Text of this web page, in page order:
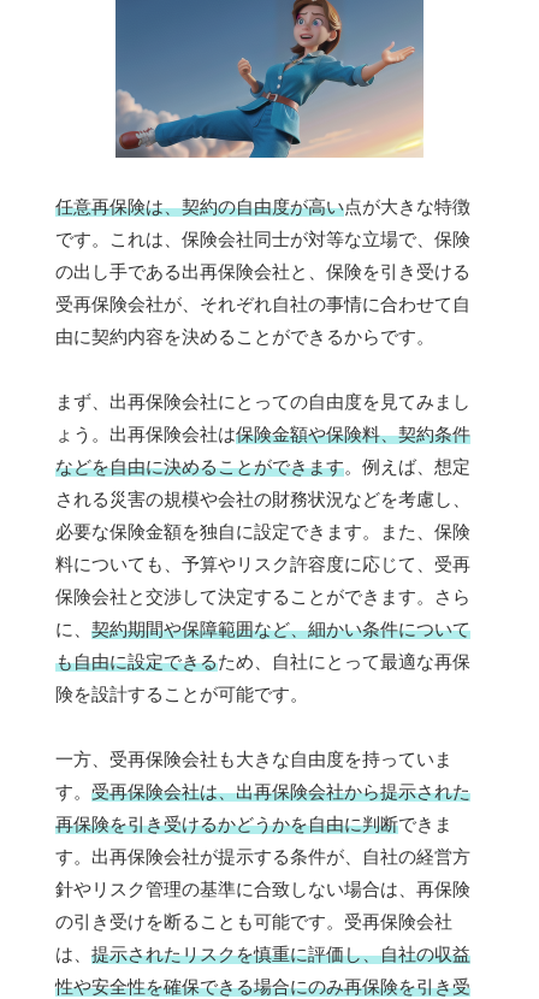
任意再保険は、契約の自由度が高い点が大きな特徴
です。これは、保険会社同士が対等な立場で、保険
の出し手である出再保険会社と、保険を引き受ける
受再保険会社が、それぞれ自社の事情に合わせて自
由に契約内容を決めることができるからです。
まず、出再保険会社にとっての自由度を見てみまし
ょう。出再保険会社は保険金額や保険料、契約条件
などを自由に決めることができます。例えば、想定
される災害の規模や会社の財務状況などを考慮し、
必要な保険金額を独自に設定できます。また、保険
料についても、予算やリスク許容度に応じて、受再
保険会社と交渉して決定することができます。さら
に、 契約期間や保障範囲など、細かい条件について
も自由に設定できるため、自社にとって最適な再保
険を設計することが可能です。
一方、受再保険会社も大きな自由度を持っていま
す。 受再保険会社は、出再保険会社から提示された
再保険を引き受けるかどうかを自由に判断できま
す。出再保険会社が提示する条件が、自社の経営方
針やリスク管理の基準に合致しない場合は、再保険
の引き受けを断ることも可能です。受再保険会社
は、 提示されたリスクを慎重に評価し、自社の収益
性や安全性を確保できる場合にのみ再保険を引き受